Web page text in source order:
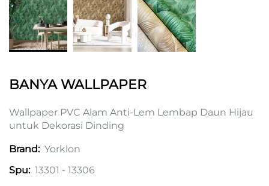
BANYA WALLPAPER
Wallpaper PVC Alam Anti-Lem Lembap Daun Hijau
untuk Dekorasi Dinding
Brand: Yorklon
Spu: 13301 - 13306